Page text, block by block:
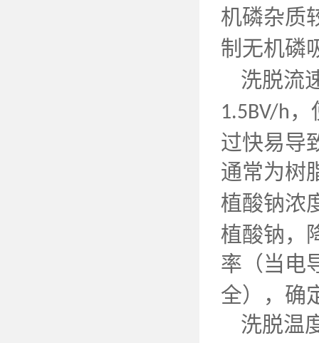
机磷杂质
制无机磷
洗脱流
1.5BV/h
过快易导
通常为树
植酸钠浓
植酸钠，
率（当电
全），确
洗脱温